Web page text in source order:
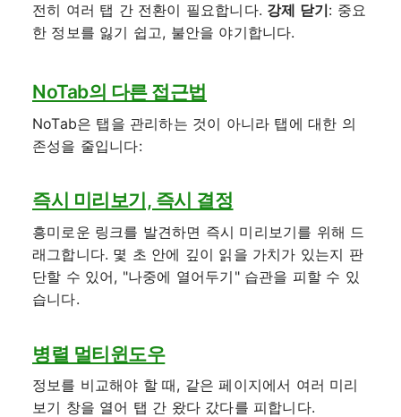
전히 여러 탭 간 전환이 필요합니다. 강제 닫기: 중요
한 정보를 잃기 쉽고, 불안을 야기합니다.
NoTab의 다른 접근법
NoTab은 탭을 관리하는 것이 아니라 탭에 대한 의
존성을 줄입니다:
즉시 미리보기, 즉시 결정
흥미로운 링크를 발견하면 즉시 미리보기를 위해 드
래그합니다. 몇 초 안에 깊이 읽을 가치가 있는지 판
단할 수 있어, "나중에 열어두기" 습관을 피할 수 있
습니다.
병렬 멀티윈도우
정보를 비교해야 할 때, 같은 페이지에서 여러 미리
보기 창을 열어 탭 간 왔다 갔다를 피합니다.